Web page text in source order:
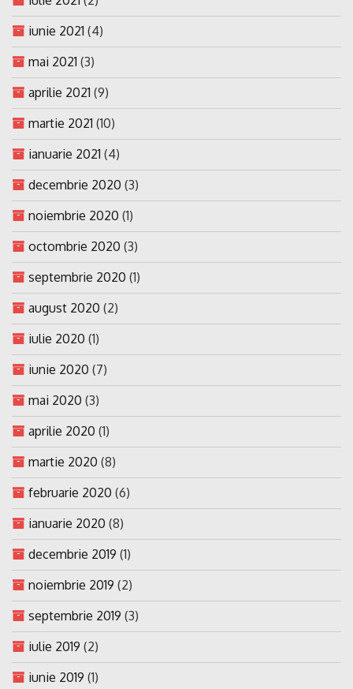
iunie 2021 (4)
mai 2021 (3)
aprilie 2021 (9)
martie 2021 (10)
ianuarie 2021 (4)
decembrie 2020 (3)
noiembrie 2020 (1)
octombrie 2020 (3)
septembrie 2020 (1)
august 2020 (2)
iulie 2020 (1)
iunie 2020 (7)
mai 2020 (3)
aprilie 2020 (1)
martie 2020 (8)
februarie 2020 (6)
ianuarie 2020 (8)
decembrie 2019 (1)
noiembrie 2019 (2)
septembrie 2019 (3)
iulie 2019 (2)
iunie 2019 (1)